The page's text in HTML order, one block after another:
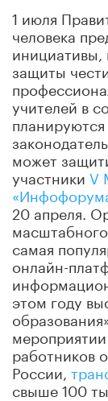
1 июля
человека
инициативы,
защиты
учителей в
может
участники V
20 апреля.
самая
онлайн-
этом году
работников
России,
свыше 100